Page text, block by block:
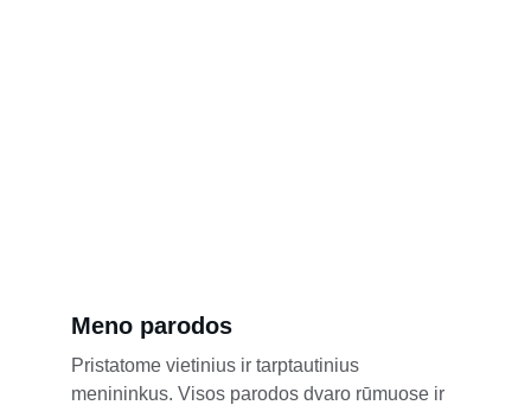
Meno parodos
Pristatome vietinius ir tarptautinius
menininkus. Visos parodos dvaro rūmuose ir